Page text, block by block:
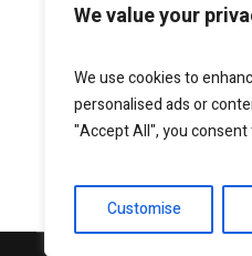
We value your
We use cookies to
personalised ads or
"Accept All", you
Customise